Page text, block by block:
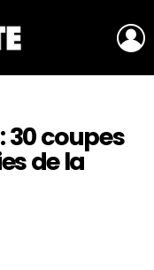
30 coupes
de la